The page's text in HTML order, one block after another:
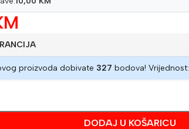
proizvoda dobivate 327 bodova! Vrijednost:
DODAJ U KOŠARICU